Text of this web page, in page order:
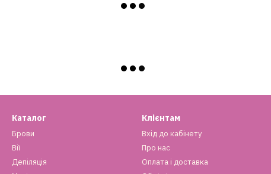
Каталог
Брови
Вії
Депіляція
Клієнтам
Вхід до кабінету
Про нас
Оплата і доставка